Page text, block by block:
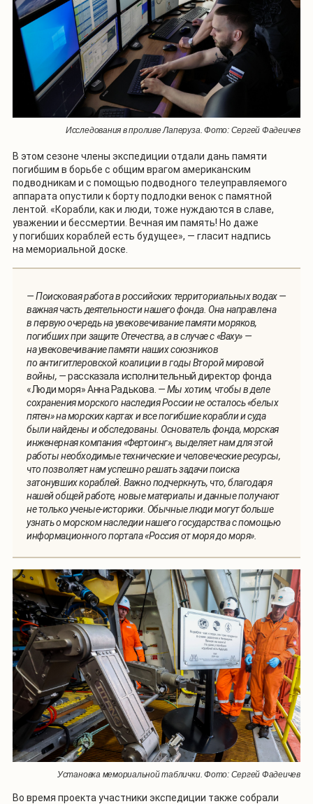
Исследования в проливе Лаперуза. Фото: Сергей Фадеичев
В этом сезоне члены экспедиции отдали дань памяти
погибшим в борьбе с общим врагом американским
подводникам и с помощью подводного телеуправляемого
аппарата опустили к борту подлодки венок с памятной
лентой. «Корабли, как и люди, тоже нуждаются в славе,
уважении и бессмертии. Вечная им память! Но даже
у погибших кораблей есть будущее», — гласит надпись
на мемориальной доске.
— Поисковая работа в российских территориальных водах —
важная часть деятельности нашего фонда. Она направлена
в первую очередь на увековечивание памяти моряков,
погибших при защите Отечества, а в случае с «Ваху» —
на увековечивание памяти наших союзников
по антигитлеровской коалиции в годы Второй мировой
войны, —рассказала исполнительный директор фонда
«Люди моря» Анна Радькова. — Мы хотим, чтобы в деле
сохранения морского наследия России не осталось «белых
пятен» на морских картах и все погибшие корабли и суда
были найдены и обследованы. Основатель фонда, морская
инженерная компания «Фертоинг», выделяет нам для этой
работы необходимые технические и человеческие ресурсы,
что позволяет нам успешно решать задачи поиска
затонувших кораблей. Важно подчеркнуть, что, благодаря
нашей общей работе, новые материалы и данные получают
не только ученые-историки. Обычные люди могут больше
узнать о морском наследии нашего государства с помощью
информационного портала «Россия от моря до моря».
Установка мемориальной таблички. Фото: Сергей Фадеичев
Во время проекта участники экспедиции также собрали